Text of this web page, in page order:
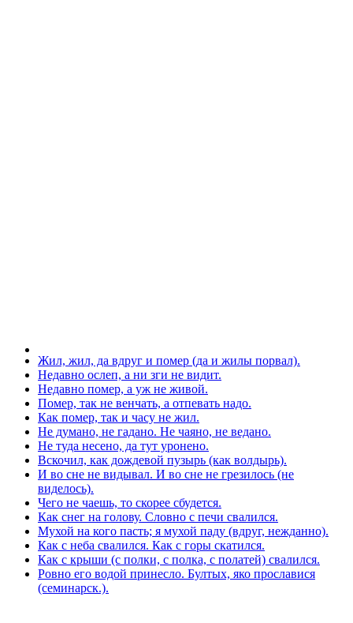
Жил, жил, да вдруг и помер (да и жилы порвал).
Недавно ослеп, а ни зги не видит.
Недавно помер, а уж не живой.
Помер, так не венчать, а отпевать надо.
Как помер, так и часу не жил.
Не думано, не гадано. Не чаяно, не ведано.
Не туда несено, да тут уронено.
Вскочил, как дождевой пузырь (как волдырь).
И во сне не видывал. И во сне не грезилось (не
виделось).
Чего не чаешь, то скорее сбудется.
Как снег на голову. Словно с печи свалился.
Мухой на кого пасть; я мухой паду (вдруг, нежданно).
Как с неба свалился. Как с горы скатился.
Как с крыши (с полки, с полка, с полатей) свалился.
Ровно его водой принесло. Бултых, яко прославися
(семинарск.).